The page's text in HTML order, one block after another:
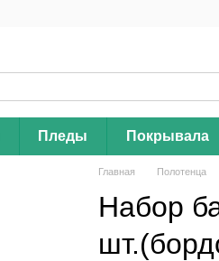
Пледы Покрывала
Главная Полотенца
Набор